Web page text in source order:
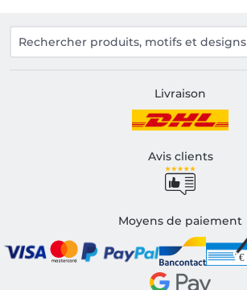
Livraison
Avis clients
Moyens de paiement